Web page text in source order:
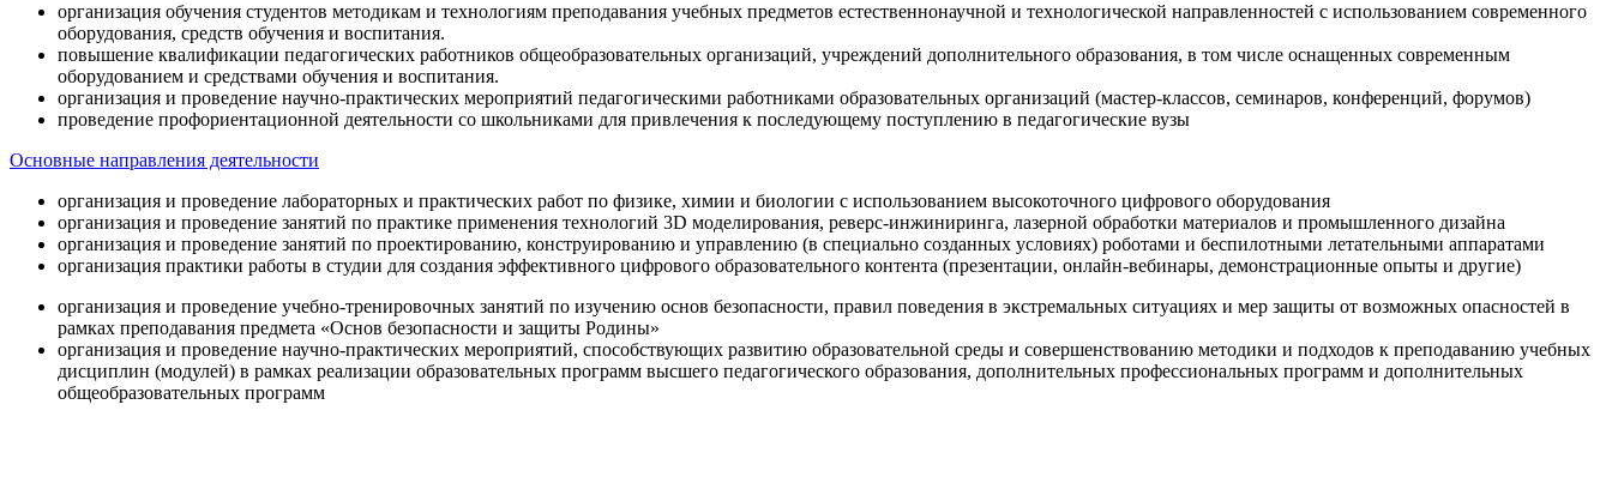
организация обучения студентов методикам и технологиям преподавания учебных предметов естественнонаучной и технологической направленностей с использованием современного
оборудования, средств обучения и воспитания.
повышение квалификации педагогических работников общеобразовательных организаций, учреждений дополнительного образования, в том числе оснащенных современным
оборудованием и средствами обучения и воспитания.
организация и проведение научно-практических мероприятий педагогическими работниками образовательных организаций (мастер-классов, семинаров, конференций, форумов)
проведение профориентационной деятельности со школьниками для привлечения к последующему поступлению в педагогические вузы
Основные направления деятельности
организация и проведение лабораторных и практических работ по физике, химии и биологии с использованием высокоточного цифрового оборудования
организация и проведение занятий по практике применения технологий 3D моделирования, реверс-инжиниринга, лазерной обработки материалов и промышленного дизайна
организация и проведение занятий по проектированию, конструированию и управлению (в специально созданных условиях) роботами и беспилотными летательными аппаратами
организация практики работы в студии для создания эффективного цифрового образовательного контента (презентации, онлайн-вебинары, демонстрационные опыты и другие)
организация и проведение учебно-тренировочных занятий по изучению основ безопасности, правил поведения в экстремальных ситуациях и мер защиты от возможных опасностей в
рамках преподавания предмета «Основ безопасности и защиты Родины»
организация и проведение научно-практических мероприятий, способствующих развитию образовательной среды и совершенствованию методики и подходов к преподаванию учебных
дисциплин (модулей) в рамках реализации образовательных программ высшего педагогического образования, дополнительных профессиональных программ и дополнительных
общеобразовательных программ